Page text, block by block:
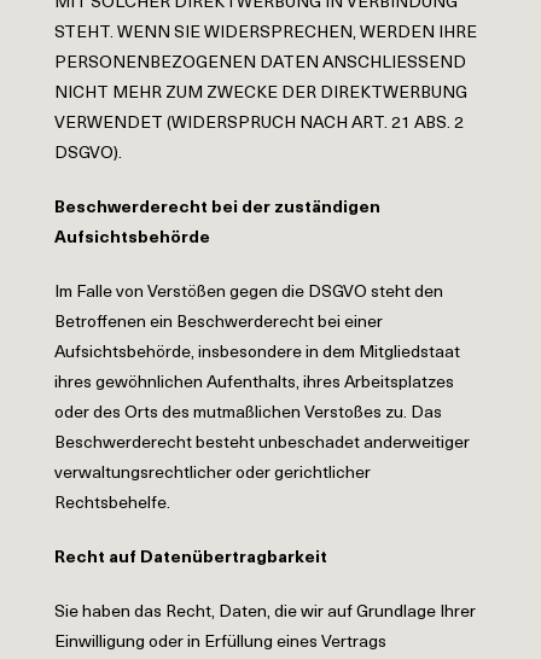
STEHT. WENN SIE WIDERSPRECHEN, WERDEN IHRE
PERSONENBEZOGENEN DATEN ANSCHLIESSEND
NICHT MEHR ZUM ZWECKE DER DIREKTWERBUNG
VERWENDET (WIDERSPRUCH NACH ART. 21 ABS. 2
DSGVO).
Beschwerderecht bei der zuständigen
Aufsichtsbehörde
Im Falle von Verstößen gegen die DSGVO steht den
Betroffenen ein Beschwerderecht bei einer
Aufsichtsbehörde, insbesondere in dem Mitgliedstaat
ihres gewöhnlichen Aufenthalts, ihres Arbeitsplatzes
oder des Orts des mutmaßlichen Verstoßes zu. Das
Beschwerderecht besteht unbeschadet anderweitiger
verwaltungsrechtlicher oder gerichtlicher
Rechtsbehelfe.
Recht auf Datenübertragbarkeit
Sie haben das Recht, Daten, die wir auf Grundlage Ihrer
Einwilligung oder in Erfüllung eines Vertrags